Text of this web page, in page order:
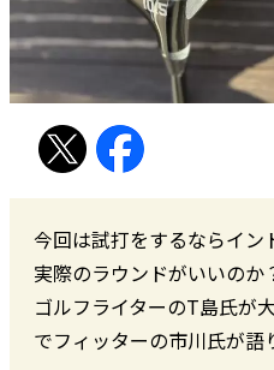
今回は試打をするならイン
実際のラウンドがいいの
ゴルフライターのT島氏が
でフィッターの市川氏が語